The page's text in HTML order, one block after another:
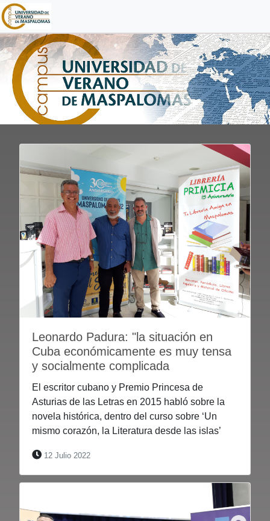
Leonardo Padura: "la situación en
Cuba económicamente es muy tensa
y socialmente complicada
El escritor cubano y Premio Princesa de
Asturias de las Letras en 2015 habló sobre la
novela histórica, dentro del curso sobre ‘Un
mismo corazón, la Literatura desde las islas’
12 Julio 2022